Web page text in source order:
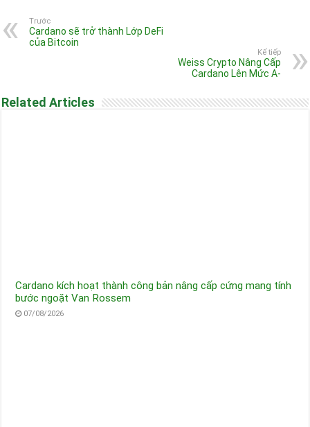
Trước
Cardano sẽ trở thành Lớp DeFi
của Bitcoin
Kế tiếp
Weiss Crypto Nâng Cấp
Cardano Lên Mức A-
Related Articles
Cardano kích hoạt thành công bản nâng cấp cứng mang tính
bước ngoặt Van Rossem
07/08/2026